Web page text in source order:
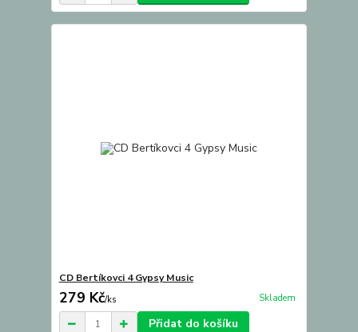
CD Bertíkovci 4 Gypsy Music
279 Kč/ks Skladem
Přidat do košíku